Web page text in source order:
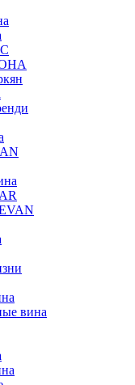
вина